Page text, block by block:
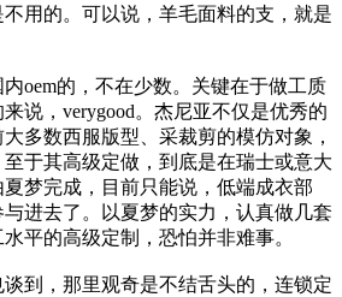
用的。可以说，羊毛面料的支，就是
的，不在少数。关键在于做工质
说，verygood。杰尼亚不仅是优秀的
多数西服版型、采裁剪的模仿对象，
于其高级定做，到底是在瑞士或意大
梦完成，目前只能说，低端成衣部
进去了。以夏梦的实力，认真做几套
平的高级定制，恐怕并非难事。
，那里观奇是不结舌头的，连锁定